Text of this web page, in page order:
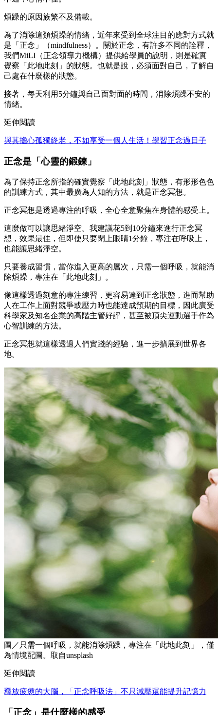
煩躁的原因族繁不及備載。
為了消除這類煩躁的情緒，近年來受到全球注目的應對方式就
是「正念」（mindfulness）。關於正念，有許多不同的詮釋，
我們MiLI（正念領導力機構）提供給學員的說明，則是確實
覺察「此地此刻」的狀態。也就是說，必須面對自己，了解自
己處在什麼樣的狀態。
接著，每天利用5分鐘與自己面對面的時間，消除煩躁不安的
情緒。
延伸閱讀
與其擔心孤獨終老，不如享受一個人生活！學習正念過日子
正念是「心靈的鍛鍊」
為了保持正念所指的確實覺察「此地此刻」狀態，有形形色色
的訓練方式，其中最廣為人知的方法，就是正念冥想。
正念冥想是透過專注的呼吸，全心全意聚焦在身體的感受上。
這麼做可以讓思緒淨空。我建議花5到10分鐘來進行正念冥
想，效果最佳，但即使只要閉上眼睛1分鐘，專注在呼吸上，
也能讓思緒淨空。
只要養成習慣，當你進入更高的層次，只需一個呼吸，就能消
除煩躁，專注在「此地此刻」。
像這樣透過刻意的專注練習，更容易達到正念狀態，進而幫助
人在工作上面對競爭或壓力時也能達成預期的目標，因此廣受
科學家及知名企業的高階主管好評，甚至被頂尖運動選手作為
心智訓練的方法。
正念冥想就這樣透過人們實踐的經驗，進一步擴展到世界各
地。
圖／只需一個呼吸，就能消除煩躁，專注在「此地此刻」，僅
為情境配圖。取自unsplash
延伸閱讀
釋放疲憊的大腦，「正念呼吸法」不只減壓還能提升記憶力
「正念」是什麼樣的感受